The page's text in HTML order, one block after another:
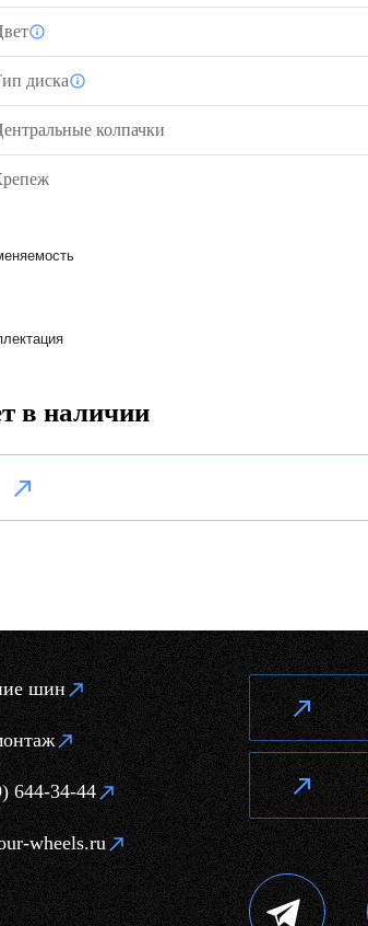
диска
колпачки
в наличии
шин
644-34-44
wheels.ru